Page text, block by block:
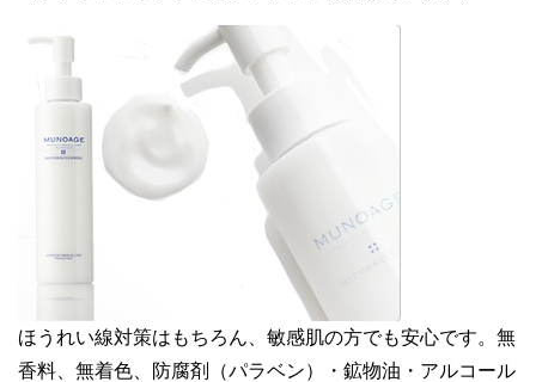
ほうれい線対策はもちろん、敏感肌の方でも安心です。無
香料、無着色、防腐剤（パラベン）・鉱物油・アルコール